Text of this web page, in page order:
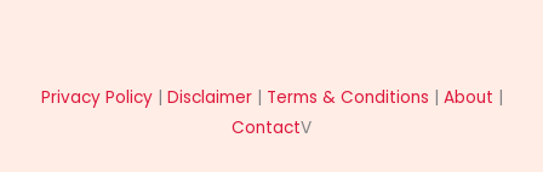
Privacy Policy| Disclaimer| Terms & Conditions | About |
ContactV